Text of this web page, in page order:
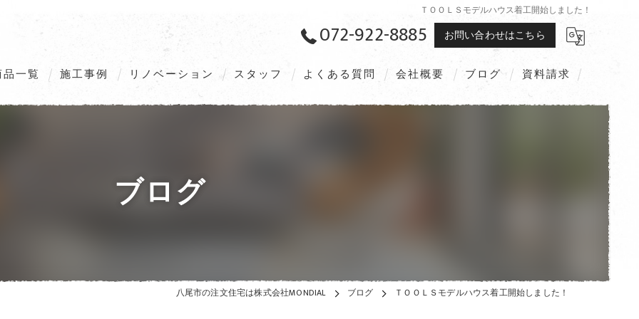
ＴＯＯＬＳモデルハウス着工開始しました！
072-922-8885 お問い合わせはこちら
一覧
STYLE（Customize home）
施工事例 リノベーション スタッフ よくある質問 会社概要 ブログ 資料請求
ブログ
八尾市の注文住宅は株式会社MONDIAL ブログ ＴＯＯＬＳモデルハウス着工開始しました！